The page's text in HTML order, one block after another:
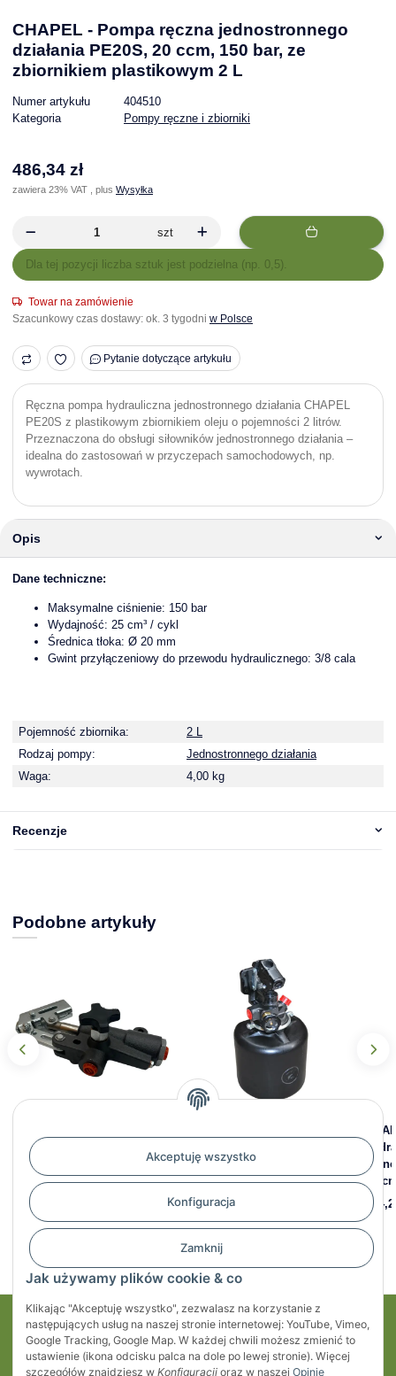
Akceptuję wszystko
Konfiguracja
Zamknij
Jak używamy plików cookie & co
Klikając "Akceptuję wszystko", zezwalasz na korzystanie z
następujących usług na naszej stronie internetowej: YouTube, Vimeo,
Google Tracking, Google Map. W każdej chwili możesz zmienić to
ustawienie (ikona odcisku palca na dole po lewej stronie). Więcej
szczegółów znajdziesz w Konfiguracji oraz w naszej Opinie
CHAPEL - Pompa ręczna jednostronnego
działania PE20S, 20 ccm, 150 bar, ze
zbiornikiem plastikowym 2 L
Numer artykułu
404510
Kategoria
Pompy ręczne i zbiorniki
486,34 zł
zawiera 23% VAT , plus Wysyłka
szt
xDla tej pozycji liczba sztuk jest podzielna (np. 0,5).
Towar na zamówienie
Szacunkowy czas dostawy: ok. 3 tygodni w Polsce
Pytanie dotyczące artykułu
Ręczna pompa hydrauliczna jednostronnego działania CHAPEL
PE20S z plastikowym zbiornikiem oleju o pojemności 2 litrów.
Przeznaczona do obsługi siłowników jednostronnego działania –
idealna do zastosowań w przyczepach samochodowych, np.
wywrotach.
Opis
Dane techniczne:
Maksymalne ciśnienie: 150 bar
Wydajność: 25 cm³ / cykl
Średnica tłoka: Ø 20 mm
Gwint przyłączeniowy do przewodu hydraulicznego: 3/8 cala
Pojemność zbiornika:
2 L
Rodzaj pompy:
Jednostronnego działania
Waga:
4,00 kg
Recenzje
Podobne artykuły
działania awaryjna GHIM
AEP-75-5020 – 20ccm /
redukcja 68614 i 68771
428,36 zł
ccm, 150 bar, ze zbiornikiem
plastikowym 4L
426,30 zł
20
Moje konto
Regulaminy